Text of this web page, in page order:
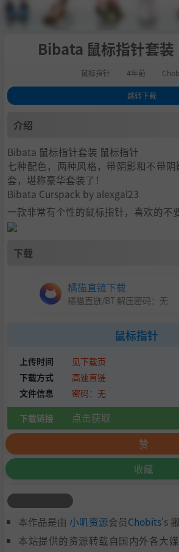
Bibata 鼠标指针套装
鼠标指针 4年前
跳转下载
2 .下载
介绍
Bibata 鼠标指针套装 鼠标指针
七种配色，两种风格，带阴影和不带
套，堪称豪华套装了！
Bibata Curspack by alexgal23
一款非常有个性的鼠标指针，喜欢的不
下载
橘猫直链下载
橘猫直链/BT 解压密码： 无
鼠标指针
上传时间
见下载页
下载方式
高速直链
文件信息
密码：无
下载链接
点击获取
赞
收藏
本作品是由 小叽资源会员Chobits's
本站提供的资源转载自国内外各大